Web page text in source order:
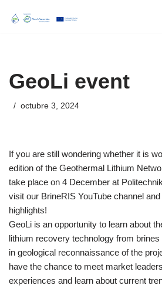
GeoLi event
octubre 3, 2024
If you are still wondering whether it is
edition of the Geothermal Lithium
take place on 4 December at
visit our BrineRIS YouTube channel
highlights!
GeoLi is an opportunity to learn about
lithium recovery technology from
in geological reconnaissance of the
have the chance to meet market
experiences and learn about current